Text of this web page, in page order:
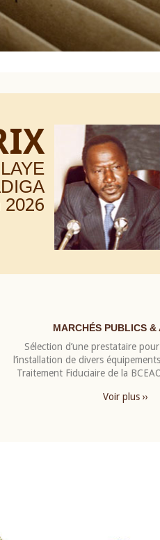
2026
MARCHÉS PUBLICS &
Sélection d’une prestataire
l’installation de divers
Traitement Fiduciaire de la
Voir plus ››